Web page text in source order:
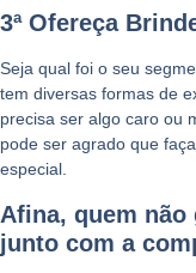
3ª Ofereça
Seja qual foi o seu
tem diversas formas de
precisa ser algo caro ou
pode ser agrado que
especial.
Afina, quem
junto com a